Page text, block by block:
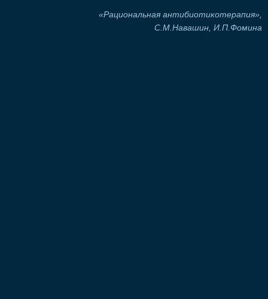
«Рациональная антибиотикотерапия»,
С.М.Навашин, И.П.Фомина